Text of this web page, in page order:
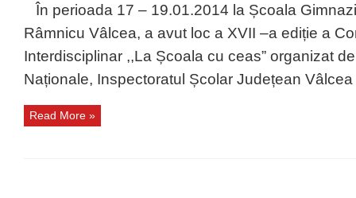
În perioada 17 – 19.01.2014 la Școala
Râmnicu Vâlcea, a avut loc a XVII –a ediție a
Interdisciplinar ,,La Școala cu ceas” organizat
Naționale, Inspectoratul Școlar Județean
Read More »